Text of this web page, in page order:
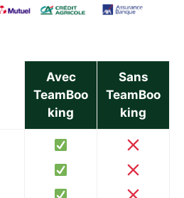
Avec
TeamBoo
king
Sans
TeamBoo
king